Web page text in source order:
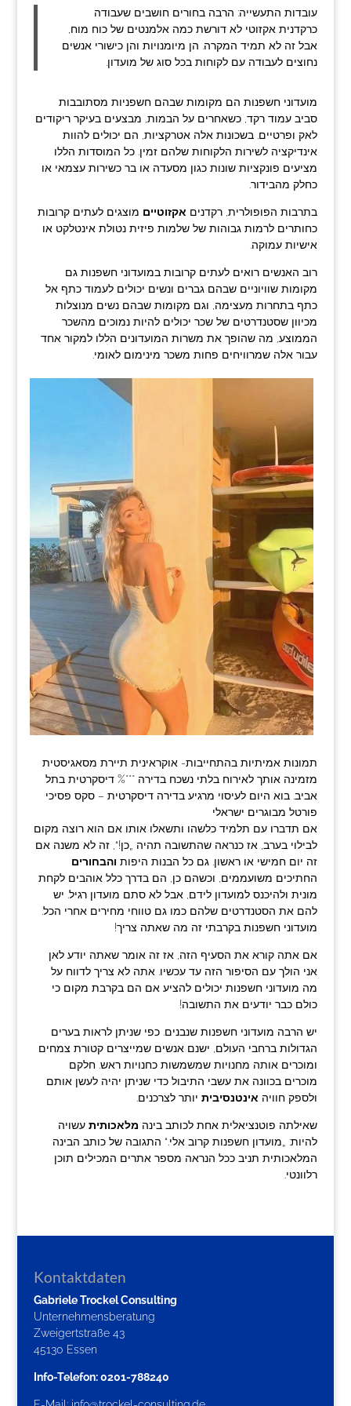
עובדות התעשייה: הרבה בחורים חושבים שעבודה
כרקדנית אקזוטי לא דורשת כמה אלמנטים של כוח מוח,
אבל זה לא תמיד המקרה. הן מיומנויות והן כישורי אנשים
נחוצים לעבודה עם לקוחות בכל סוג של מועדון.
מועדוני חשפנות הם מקומות שבהם חשפניות מסתובבות
סביב עמוד רקד, כשאחרים על הבמות, מבצעים בעיקר ריקודים
לאק ופרטיים. בשכונות אלה אטרקציות, הם יכולים להוות
אינדיקציה לשירות הלקוחות שלהם זמין. כל המוסדות הללו
מציעים פונקציות שונות כגון מסעדה או בר כשירות עצמאי או
כחלק מהבידור.
בתרבות הפופולרית, רקדנים אקזוטיים מוצגים לעתים קרובות
כחותרים לרמות גבוהות של שלמות פיזית נטולת אינטלקט או
אישיות עמוקה.
רוב האנשים רואים לעתים קרובות במועדוני חשפנות גם
מקומות שוויוניים שבהם גברים ונשים יכולים לעמוד כתף אל
כתף בתחרות מעצימה, וגם מקומות שבהם נשים מנוצלות
מכיוון שסטנדרטים של שכר יכולים להיות נמוכים מהשכר
הממוצע, מה שהופך את משרות המועדונים הללו למקור אחד
עבור אלה שמרוויחים פחות משכר מינימום לאומי.
תמונות אמיתיות בהתחייבות- אוקראינית תיירת מסאגיסטית
מזמינה אותך לאירוח בלתי נשכח בדירה ***% דיסקרטית בתל
אביב. בוא היום לעיסוי מרגיע בדירה דיסקרטית – סקס פסיכי
פורטל מבוגרים ישראלי
אם תדברו עם תלמיד כלשהו ותשאלו אותו אם הוא רוצה מקום
לבילוי בערב, אז כנראה שהתשובה תהיה „כן!“, זה לא משנה אם
זה יום חמישי או ראשון. גם כל הבנות היפות והבחורים
החתיכים משועממים, וכשהם כן, הם בדרך כלל אוהבים לקחת
מונית ולהיכנס למועדון לידם, אבל לא סתם מועדון רגיל. יש
להם את הסטנדרטים שלהם כמו גם טווחי מחירים אחרי הכל.
מועדוני חשפנות בקרבתי זה מה שאתה צריך!
אם אתה קורא את הסעיף הזה, אז זה אומר שאתה יודע לאן
אני הולך עם הסיפור הזה עד עכשיו. אתה לא צריך לדווח על
מה מועדוני חשפנות יכולים להציע אם הם בקרבת מקום כי
כולם כבר יודעים את התשובה!
יש הרבה מועדוני חשפנות שנבנים. כפי שניתן לראות בערים
הגדולות ברחבי העולם, ישנם אנשים שמייצרים קטורת צמחים
ומוכרים אותה מחנויות שמשמשות כחנויות ראש. חלקם
מוכרים בכוונה את עשבי התיבול כדי שניתן יהיה לעשן אותם
ולספק חוויה אינטנסיביתיותר לצרכנים.
שאילתה פוטנציאלית אחת לכותב בינה מלאכותיתעשויה
להיות: „מועדון חשפנות קרוב אלי.“ התגובה של כותב הבינה
המלאכותית תניב ככל הנראה מספר אתרים המכילים תוכן
רלוונטי.
Kontaktdaten
Gabriele Trockel Consulting
Unternehmensberatung
Zweigertstraße 43
45130 Essen
Info-Telefon: 0201-788240